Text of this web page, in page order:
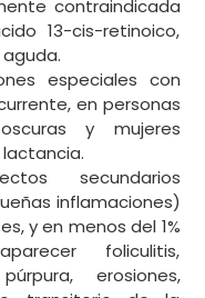
contraindicada
13-cis-retinoico,
especiales con
en personas
y mujeres
secundarios
inflamaciones)
y en menos del 1%
foliculitis,
erosiones,